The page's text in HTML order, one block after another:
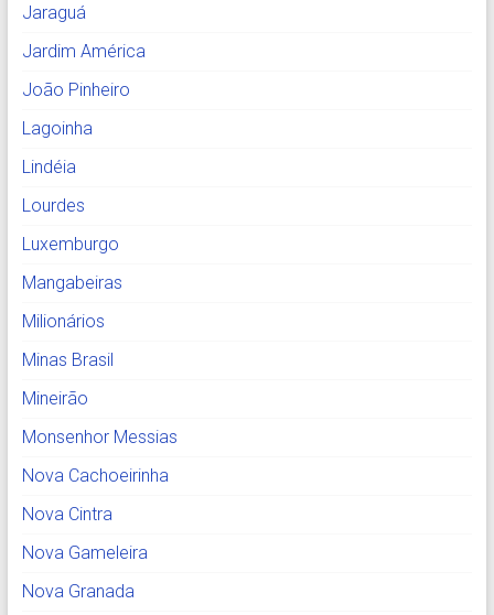
Jaraguá
Jardim América
João Pinheiro
Lagoinha
Lindéia
Lourdes
Luxemburgo
Mangabeiras
Milionários
Minas Brasil
Mineirão
Monsenhor Messias
Nova Cachoeirinha
Nova Cintra
Nova Gameleira
Nova Granada